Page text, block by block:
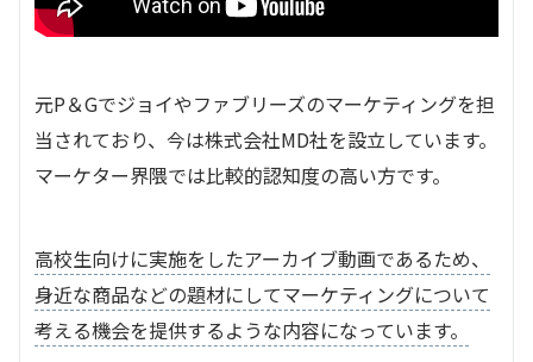
元P＆Gでジョイやファブリーズのマーケティングを担
当されており、今は株式会社MD社を設立しています。
マーケター界隈では比較的認知度の高い方です。
高校生向けに実施をしたアーカイブ動画であるため、
身近な商品などの題材にしてマーケティングについて
考える機会を提供するような内容になっています。